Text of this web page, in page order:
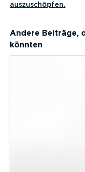
auszuschöpfen.
Andere Beiträge,
könnten